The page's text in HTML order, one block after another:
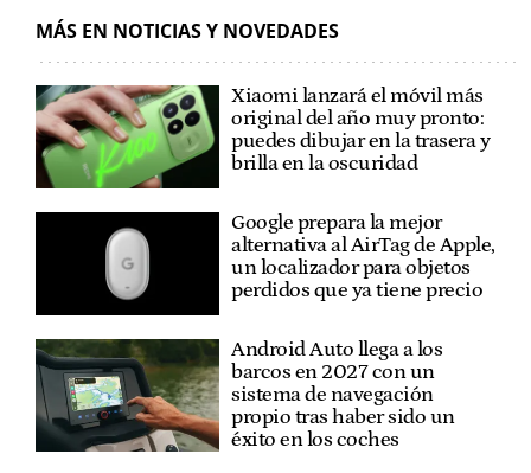
MÁS EN NOTICIAS Y NOVEDADES
Xiaomi lanzará el móvil más
original del año muy pronto:
puedes dibujar en la trasera y
brilla en la oscuridad
Google prepara la mejor
alternativa al AirTag de Apple,
un localizador para objetos
perdidos que ya tiene precio
Android Auto llega a los
barcos en 2027 con un
sistema de navegación
propio tras haber sido un
éxito en los coches